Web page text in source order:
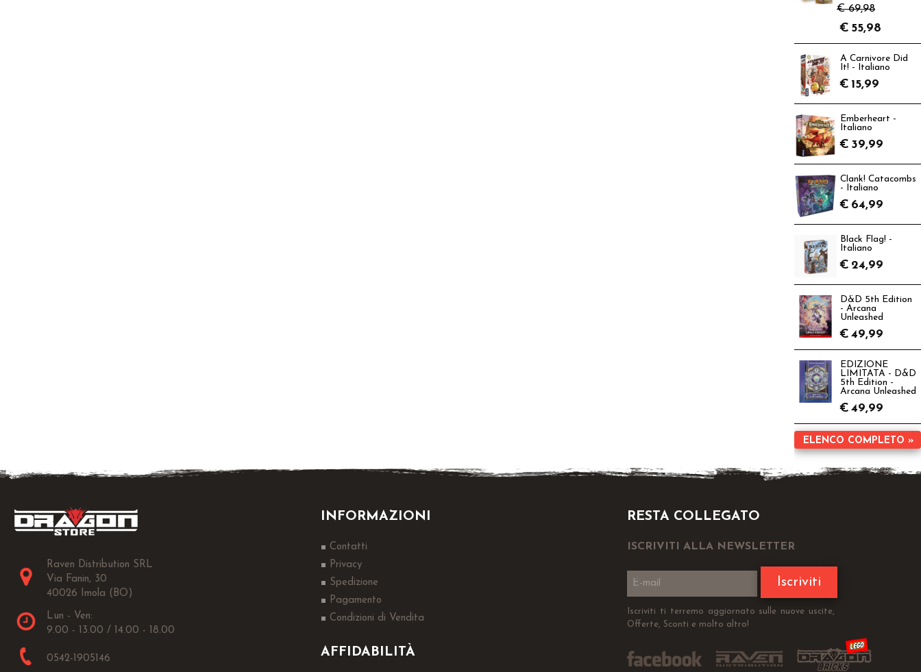
€ 69,98
€ 55,98
A Carnivore Did
It! - Italiano
€ 15,99
Emberheart -
Italiano
€ 39,99
Clank! Catacombs
- Italiano
€ 64,99
Black Flag! -
Italiano
€ 24,99
D&D 5th Edition
- Arcana
Unleashed
€ 49,99
EDIZIONE
LIMITATA - D&D
5th Edition -
Arcana Unleashed
€ 49,99
ELENCO COMPLETO »
Raven Distribution SRL
Via Fanin, 30
40026 Imola (BO)
Lun - Ven:
9.00 - 13.00 / 14.00 - 18.00
0542-1905146
INFORMAZIONI
Contatti
Privacy
Spedizione
Pagamento
Condizioni di Vendita
AFFIDABILITÀ
RESTA COLLEGATO
ISCRIVITI ALLA NEWSLETTER
Iscriviti
Iscriviti ti terremo aggiornato sulle nuove uscite,
Offerte, Sconti e molto altro!